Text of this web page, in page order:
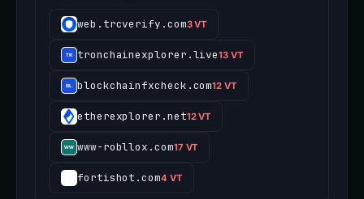
web.trcverify.com3 VT
tronchainexplorer.live13 VT
blockchainfxcheck.com12 VT
etherexplorer.net12 VT
www-robllox.com17 VT
fortishot.com4 VT